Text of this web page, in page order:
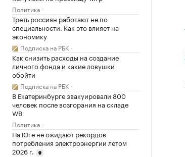
Политика
Треть россиян работают не по
специальности. Как это влияет на
экономику
Подписка на РБК
Как снизить расходы на создание
личного фонда и какие ловушки
обойти
Подписка на РБК
В Екатеринбурге эвакуировали 800
человек после возгорания на складе
WB
Политика
На Юге не ожидают рекордов
потребления электроэнергии летом
2026 г.